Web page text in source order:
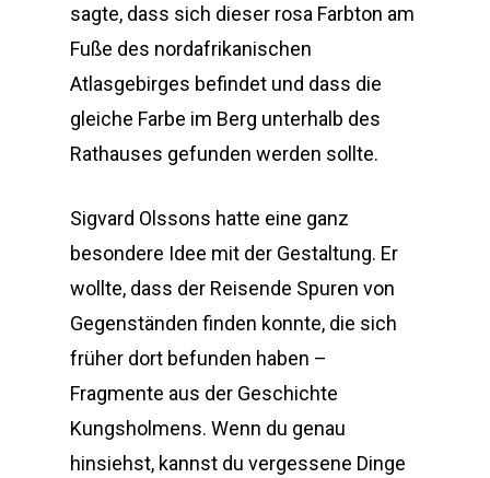
sagte, dass sich dieser rosa Farbton am
Fuße des nordafrikanischen
Atlasgebirges befindet und dass die
gleiche Farbe im Berg unterhalb des
Rathauses gefunden werden sollte.
Sigvard Olssons hatte eine ganz
besondere Idee mit der Gestaltung. Er
wollte, dass der Reisende Spuren von
Gegenständen finden konnte, die sich
früher dort befunden haben –
Fragmente aus der Geschichte
Kungsholmens. Wenn du genau
hinsiehst, kannst du vergessene Dinge